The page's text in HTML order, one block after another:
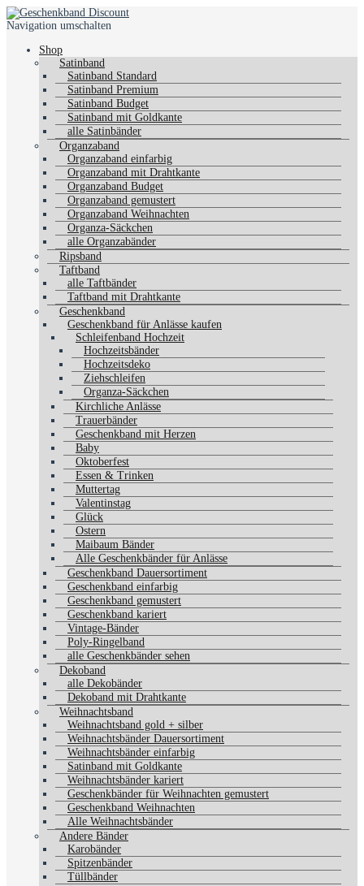
Navigation umschalten
Shop
Satinband
Satinband Standard
Satinband Premium
Satinband Budget
Satinband mit Goldkante
alle Satinbänder
Organzaband
Organzaband einfarbig
Organzaband mit Drahtkante
Organzaband Budget
Organzaband gemustert
Organzaband Weihnachten
Organza-Säckchen
alle Organzabänder
Ripsband
Taftband
alle Taftbänder
Taftband mit Drahtkante
Geschenkband
Geschenkband für Anlässe kaufen
Schleifenband Hochzeit
Hochzeitsbänder
Hochzeitsdeko
Ziehschleifen
Organza-Säckchen
Kirchliche Anlässe
Trauerbänder
Geschenkband mit Herzen
Baby
Oktoberfest
Essen & Trinken
Muttertag
Valentinstag
Glück
Ostern
Maibaum Bänder
Alle Geschenkbänder für Anlässe
Geschenkband Dauersortiment
Geschenkband einfarbig
Geschenkband gemustert
Geschenkband kariert
Vintage-Bänder
Poly-Ringelband
alle Geschenkbänder sehen
Dekoband
alle Dekobänder
Dekoband mit Drahtkante
Weihnachtsband
Weihnachtsband gold + silber
Weihnachtsbänder Dauersortiment
Weihnachtsbänder einfarbig
Satinband mit Goldkante
Weihnachtsbänder kariert
Geschenkbänder für Weihnachten gemustert
Geschenkband Weihnachten
Alle Weihnachtsbänder
Andere Bänder
Karobänder
Spitzenbänder
Tüllbänder